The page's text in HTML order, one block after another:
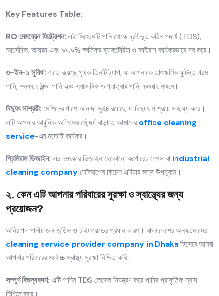
Key Features Table:
RO মেমব্রেন ফিল্ট্রেশন: এই সিস্টেমটি পানি থেকে দ্রবীভূত কঠিন পদার্থ (TDS),
আর্সেনিক, আয়রন এবং ৯৯.৯% ক্ষতিকর ব্যাকটেরিয়া ও ভাইরাস কার্যকরভাবে দূর করে।
৩-ইন-১ সুবিধা: এতে রয়েছে পৃথক তিনটি ট্যাপ, যা আপনাকে তাৎক্ষণিক ফুটন্ত গরম
পানি, কনকনে ঠান্ডা পানি এবং স্বাভাবিক তাপমাত্রার পানি সরবরাহ করবে।
বিদ্যুৎ সাশ্রয়ী: মেশিনের পাশে আলাদা সুইচ রয়েছে যা বিদ্যুৎ সাশ্রয়ে সাহায্য করে।
এটি আপনার আধুনিক অফিসের সৌন্দর্য বাড়াতে আমাদেরoffice cleaning
service-এর মতোই কার্যকর।
প্রিমিয়াম ডিজাইন: এর চমৎকার ডিজাইন যেকোনো কর্পোরেট স্পেস বা industrial
cleaning companyসেটআপের কিচেন এরিয়ার জন্য উপযুক্ত।
২. কেন এটি আপনার পরিবারের সুরক্ষা ও স্বাস্থ্যের জন্য
প্রয়োজন?
অনিরাপদ পানীয় জল জন্ডিস ও টাইফয়েডের প্রধান কারণ। বাংলাদেশের অন্যতম সেরা
cleaning service provider company in Dhakaহিসেবে আমরা
আপনার পরিবারের সর্বোচ্চ স্বাস্থ্য সুরক্ষা নিশ্চিত করি।
সম্পূর্ণ বিশুদ্ধকরণ: এটি পানির TDS লেভেল নিয়ন্ত্রণ করে পানির প্রাকৃতিক স্বাদ
নিশ্চিত করে।